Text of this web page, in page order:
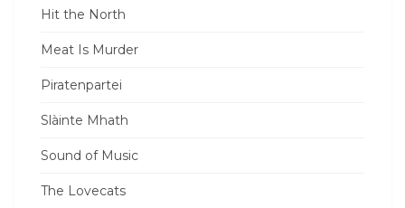
Hit the North
Meat Is Murder
Piratenpartei
Slàinte Mhath
Sound of Music
The Lovecats